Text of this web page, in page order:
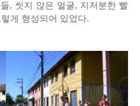
, 씻지 않은 얼굴, 지저분한 빨
게 형성되어 있었다.